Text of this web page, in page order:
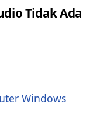
Tidak Ada